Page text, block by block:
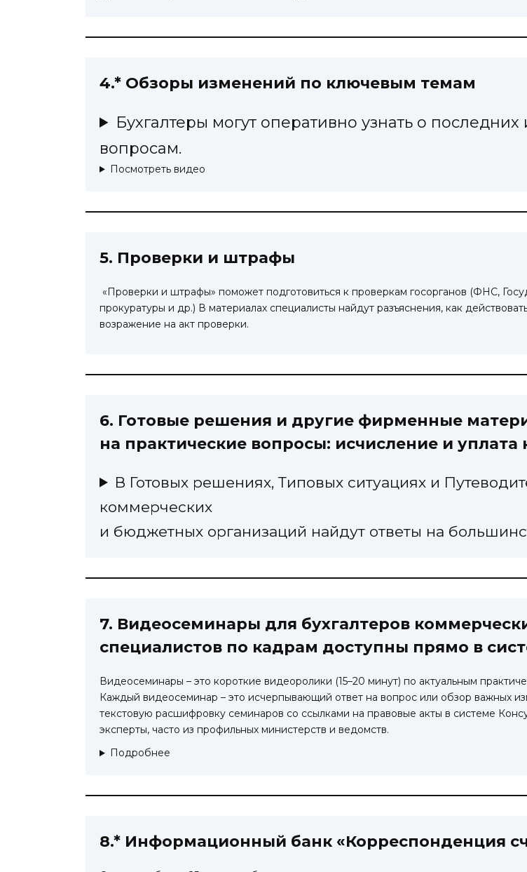
4.* Обзоры изменений по ключевым темам
Бухгалтеры могут оперативно узнать о
вопросам.
Посмотреть видео
5. Проверки и штрафы
«Проверки и штрафы» поможет подготовиться к проверкам госорганов (ФНС,
прокуратуры и др.) В материалах специалисты найдут разъяснения, как
возражение на акт проверки.
6. Готовые решения и другие фирменные
на практические вопросы: исчисление и уплата
В Готовых решениях, Типовых ситуациях и
коммерческих
и бюджетных организаций найдут ответы на
7. Видеосеминары для бухгалтеров
специалистов по кадрам доступны прямо в
Видеосеминары – это короткие видеоролики (15–20 минут) по актуальным
Каждый видеосеминар – это исчерпывающий ответ на вопрос или обзор важных
текстовую расшифровку семинаров со ссылками на правовые акты в системе
эксперты, часто из профильных министерств и ведомств.
Подробнее
8.* Информационный банк «Корреспонденция